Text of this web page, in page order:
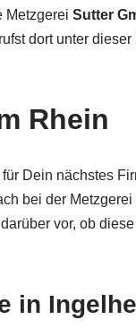
Metzgerei Sutter
dort unter
Rhein
Dein nächstes
bei der Metzgerei
vor, ob
in